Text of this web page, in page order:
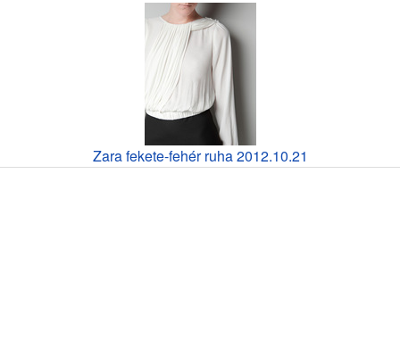
Zara fekete-fehér ruha 2012.10.21